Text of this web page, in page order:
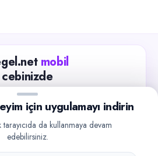
mobil
cebinizde
takip edin, işverenlerle hızlıca
iletişime geçin.
Google Play
için uygulamayı indirin
da kullanmaya devam
edebilirsiniz.